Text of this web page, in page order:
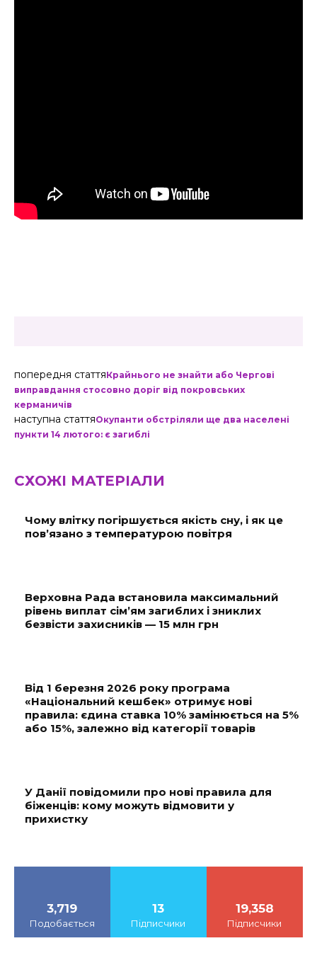
попередня статтяКрайнього не знайти або Чергові
виправдання стосовно доріг від покровських
керманичів
наступна статтяОкупанти обстріляли ще два населені
пункти 14 лютого: є загиблі
СХОЖІ МАТЕРІАЛИ
Чому влітку погіршується якість сну, і як це
пов’язано з температурою повітря
Верховна Рада встановила максимальний
рівень виплат сім’ям загиблих і зниклих
безвісти захисників — 15 млн грн
Від 1 березня 2026 року програма
«Національний кешбек» отримує нові
правила: єдина ставка 10% замінюється на 5%
або 15%, залежно від категорії товарів
У Данії повідомили про нові правила для
біженців: кому можуть відмовити у
прихистку
3,719
Подобається
13
Підписчики
19,358
Підписчики